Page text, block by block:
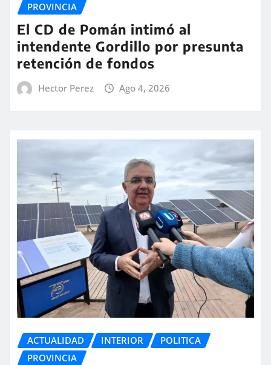
PROVINCIA
El CD de Pomán intimó al
intendente Gordillo por presunta
retención de fondos
Hector Perez Ago 4, 2026
ACTUALIDAD INTERIOR
POLITICA
PROVINCIA